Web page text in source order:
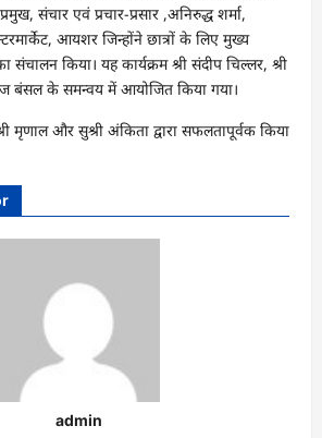
संचार एवं प्रचार-प्रसार ,अनिरुद्ध शर्मा,
आयशर जिन्होंने छात्रों के लिए मुख्य
संचालन किया। यह कार्यक्रम श्री संदीप चिल्लर, श्री
बंसल के समन्वय में आयोजित किया गया।
मृणाल और सुश्री अंकिता द्वारा सफलतापूर्वक किया
admin